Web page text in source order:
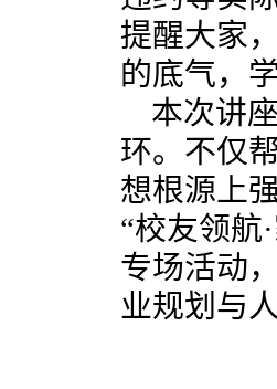
提醒大家
的底气，
本次讲
环。不仅
想根源上
“校友领航
专场活动
业规划与